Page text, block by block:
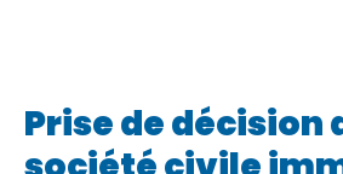
Prise de décision